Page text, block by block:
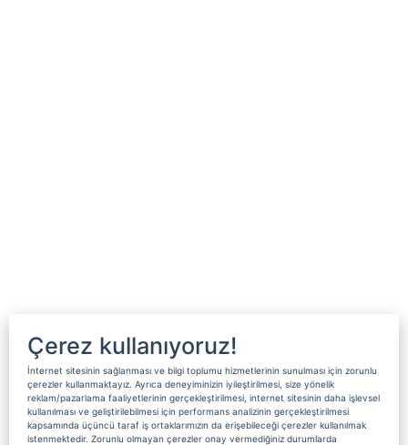
Çerez kullanıyoruz!
İnternet sitesinin sağlanması ve bilgi toplumu hizmetlerinin sunulması için zorunlu
çerezler kullanmaktayız. Ayrıca deneyiminizin iyileştirilmesi, size yönelik
reklam/pazarlama faaliyetlerinin gerçekleştirilmesi, internet sitesinin daha işlevsel
kullanılması ve geliştirilebilmesi için performans analizinin gerçekleştirilmesi
kapsamında üçüncü taraf iş ortaklarımızın da erişebileceği çerezler kullanılmak
istenmektedir. Zorunlu olmayan çerezler onay vermediğiniz durumlarda